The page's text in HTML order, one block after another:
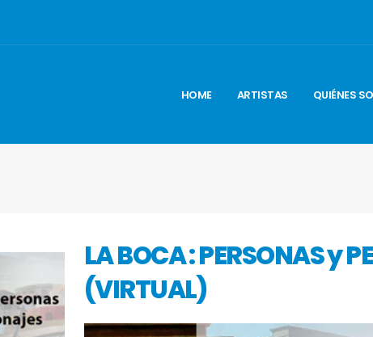
HOME ARTISTAS QUIÉNES
LA BOCA : PERSONAS y
(VIRTUAL)